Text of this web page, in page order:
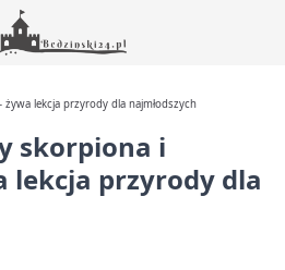
lekcja przyrody dla najmłodszych
skorpiona i
lekcja przyrody dla